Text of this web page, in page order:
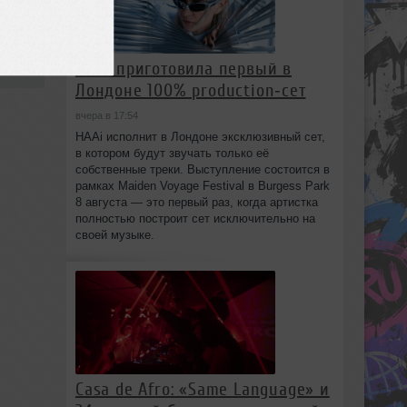
HAAi приготовила первый в
Лондоне 100% production‑сет
вчера в 17:54
HAAi исполнит в Лондоне эксклюзивный сет,
в котором будут звучать только её
собственные треки. Выступление состоится в
рамках Maiden Voyage Festival в Burgess Park
8 августа — это первый раз, когда артистка
полностью построит сет исключительно на
своей музыке.
Casa de Afro: «Same Language» и